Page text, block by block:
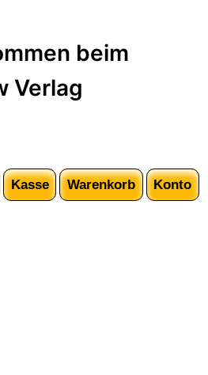
beim
Verlag
Kasse Warenkorb Konto